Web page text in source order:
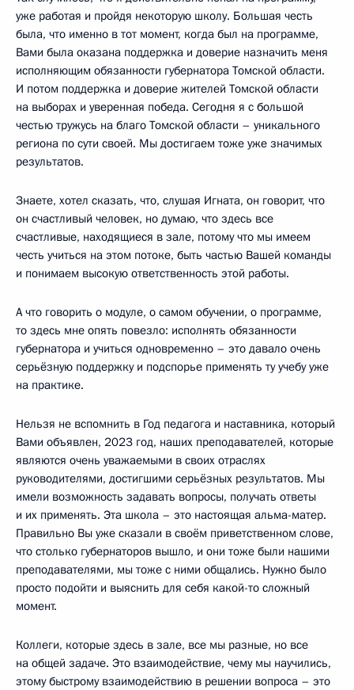
уже работая и пройдя некоторую школу. Большая честь
была, что именно в тот момент, когда был на программе,
Вами была оказана поддержка и доверие назначить меня
исполняющим обязанности губернатора Томской области.
И потом поддержка и доверие жителей Томской области
на выборах и уверенная победа. Сегодня я с большой
честью тружусь на благо Томской области – уникального
региона по сути своей. Мы достигаем тоже уже значимых
результатов.
Знаете, хотел сказать, что, слушая Игната, он говорит, что
он счастливый человек, но думаю, что здесь все
счастливые, находящиеся в зале, потому что мы имеем
честь учиться на этом потоке, быть частью Вашей команды
и понимаем высокую ответственность этой работы.
А что говорить о модуле, о самом обучении, о программе,
то здесь мне опять повезло: исполнять обязанности
губернатора и учиться одновременно – это давало очень
серьёзную поддержку и подспорье применять ту учебу уже
на практике.
Нельзя не вспомнить в Год педагога и наставника, который
Вами объявлен, 2023 год, наших преподавателей, которые
являются очень уважаемыми в своих отраслях
руководителями, достигшими серьёзных результатов. Мы
имели возможность задавать вопросы, получать ответы
и их применять. Эта школа – это настоящая альма-матер.
Правильно Вы уже сказали в своём приветственном слове,
что столько губернаторов вышло, и они тоже были нашими
преподавателями, мы тоже с ними общались. Нужно было
просто подойти и выяснить для себя какой-то сложный
момент.
Коллеги, которые здесь в зале, все мы разные, но все
на общей задаче. Это взаимодействие, чему мы научились,
этому быстрому взаимодействию в решении вопроса – это